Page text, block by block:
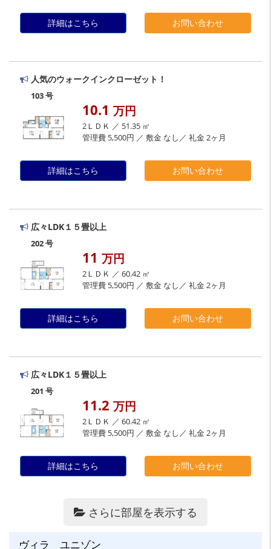
詳細はこちら お問い合わせ
人気のウォークインクローゼット！
103 号
10.1 万円
2ＬＤＫ ／ 51.35 ㎡
管理費 5,500円 ／ 敷金 なし／ 礼金 2ヶ月
詳細はこちら お問い合わせ
広々LDK１５畳以上
202 号
11 万円
2ＬＤＫ ／ 60.42 ㎡
管理費 5,500円 ／ 敷金 なし／ 礼金 2ヶ月
詳細はこちら お問い合わせ
広々LDK１５畳以上
201 号
11.2 万円
2ＬＤＫ ／ 60.42 ㎡
管理費 5,500円 ／ 敷金 なし／ 礼金 2ヶ月
詳細はこちら お問い合わせ
さらに部屋を表示する
ヴィラ ユニゾン